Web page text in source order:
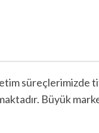
süreçlerimizde
Büyük